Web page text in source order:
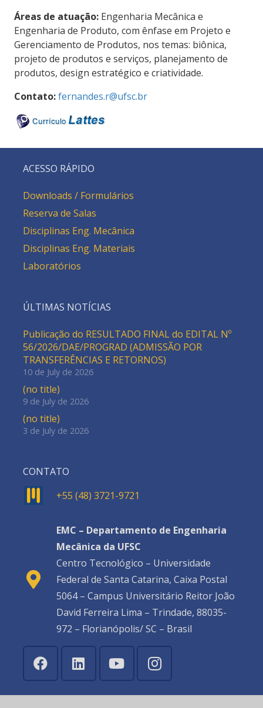
Áreas de atuação: Engenharia Mecânica e
Engenharia de Produto, com ênfase em Projeto e
Gerenciamento de Produtos, nos temas: biônica,
projeto de produtos e serviços, planejamento de
produtos, design estratégico e criatividade.
Contato:fernandes.r@ufsc.br
ACESSO RÁPIDO
Downloads / Formulários
Reserva de Salas
Disciplinas Eng. Mecânica
Disciplinas Eng. Materiais
Laboratórios
ÚLTIMAS NOTÍCIAS
Publicação do RESULTADO FINAL do EDITAL Nº
56/2026/DAE/PROGRAD (ADMISSÃO POR
TRANSFERÊNCIAS E RETORNOS)
10 de July de 2026
(no title)
9 de July de 2026
(no title)
3 de July de 2026
CONTATO
+55 (48) 3721-9721
EMC – Departamento de Engenharia
Mecânica da UFSC
Centro Tecnológico – Universidade
Federal de Santa Catarina, Caixa Postal
5064 – Campus Universitário Reitor João
David Ferreira Lima – Trindade, 88035-
972 – Florianópolis/ SC – Brasil